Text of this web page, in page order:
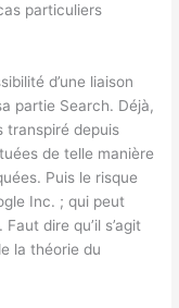
particuliers
d’une liaison
partie Search. Déjà,
transpiré depuis
de telle manière
Puis le risque
Inc. ; qui peut
dire qu’il s’agit
la théorie du